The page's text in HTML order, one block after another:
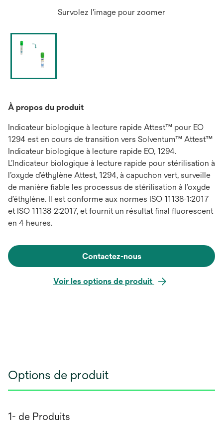
Survolez l'image pour zoomer
À propos du produit
Indicateur biologique à lecture rapide Attest™ pour EO
1294 est en cours de transition vers Solventum™ Attest™
Indicateur biologique à lecture rapide EO, 1294.
L’Indicateur biologique à lecture rapide pour stérilisation à
l’oxyde d’éthylène Attest, 1294, à capuchon vert, surveille
de manière fiable les processus de stérilisation à l’oxyde
d’éthylène. Il est conforme aux normes ISO 11138-1:2017
et ISO 11138-2:2017, et fournit un résultat final fluorescent
en 4 heures.
Contactez-nous
Voir les options de produit
Options de produit
1- de Produits